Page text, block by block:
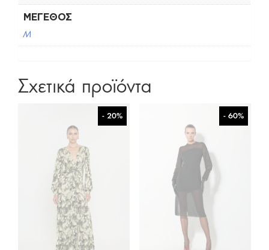
ΜΈΓΕΘΟΣ
M
Σχετικά προϊόντα
- 20% - 60%